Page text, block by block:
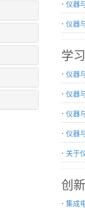
· 仪器
· 仪器
学
· 仪器
· 仪器
· 仪器
· 仪器
· 关于
创
· 集成